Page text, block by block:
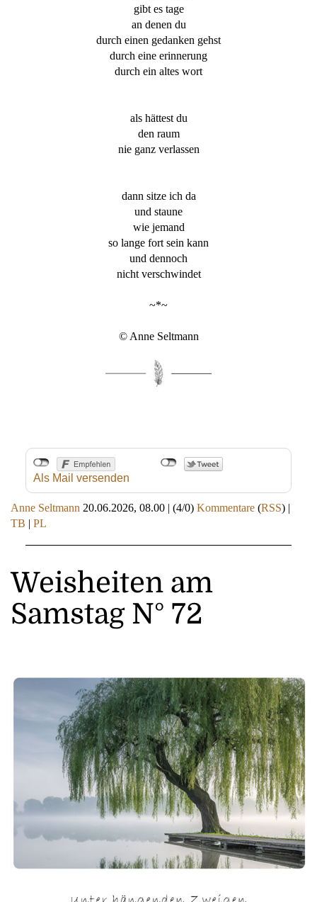
gibt es tage
an denen du
durch einen gedanken gehst
durch eine erinnerung
durch ein altes wort
als hättest du
den raum
nie ganz verlassen
dann sitze ich da
und staune
wie jemand
so lange fort sein kann
und dennoch
nicht verschwindet
~*~
© Anne Seltmann
Als Mail versenden
Anne Seltmann 20.06.2026, 08.00 | (4/0) Kommentare (RSS) |
TB | PL
Weisheiten am
Samstag N° 72